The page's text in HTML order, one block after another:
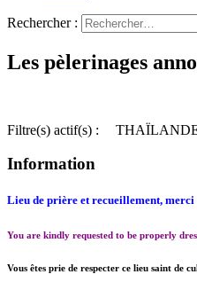
Rechercher :
Les pèlerinages
Filtre(s) actif(s) :
Information
Lieu de prière et recueillement, merci
You are kindly requested to be properly
Vous êtes prie de respecter ce lieu saint de